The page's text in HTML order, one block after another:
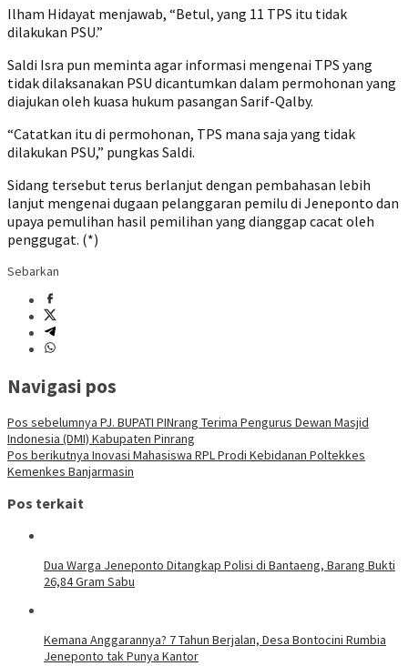
Ilham Hidayat menjawab, “Betul, yang 11 TPS itu tidak
dilakukan PSU.”
Saldi Isra pun meminta agar informasi mengenai TPS yang
tidak dilaksanakan PSU dicantumkan dalam permohonan yang
diajukan oleh kuasa hukum pasangan Sarif-Qalby.
“Catatkan itu di permohonan, TPS mana saja yang tidak
dilakukan PSU,” pungkas Saldi.
Sidang tersebut terus berlanjut dengan pembahasan lebih
lanjut mengenai dugaan pelanggaran pemilu di Jeneponto dan
upaya pemulihan hasil pemilihan yang dianggap cacat oleh
penggugat. (*)
Sebarkan
Navigasi pos
Pos sebelumnya PJ. BUPATI PINrang Terima Pengurus Dewan Masjid
Indonesia (DMI) Kabupaten Pinrang
Pos berikutnya Inovasi Mahasiswa RPL Prodi Kebidanan Poltekkes
Kemenkes Banjarmasin
Pos terkait
Dua Warga Jeneponto Ditangkap Polisi di Bantaeng, Barang Bukti
26,84 Gram Sabu
Kemana Anggarannya? 7 Tahun Berjalan, Desa Bontocini Rumbia
Jeneponto tak Punya Kantor